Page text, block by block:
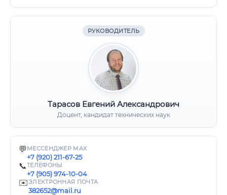
РУКОВОДИТЕЛЬ
Тарасов Евгений Александрович
Доцент, кандидат технических наук
💬 МЕССЕНДЖЕР MAX
+7 (920) 211-67-25
📞ТЕЛЕФОНЫ
+7 (905) 974-10-04
✉️ЭЛЕКТРОННАЯ ПОЧТА
382652@mail.ru